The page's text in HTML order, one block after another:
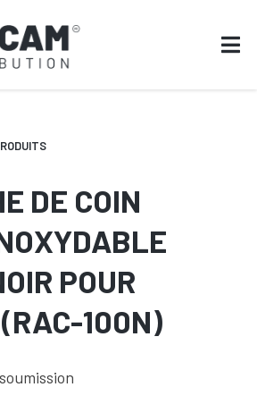
DE COIN
POUR
100N)